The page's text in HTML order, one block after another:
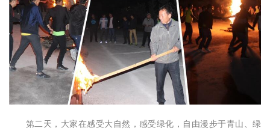
第二天，大家在感受大自然，感受绿化，自由漫步于青山、绿